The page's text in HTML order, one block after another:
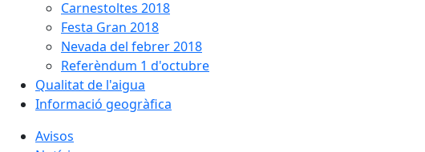
Carnestoltes 2018
Festa Gran 2018
Nevada del febrer 2018
Referèndum 1 d'octubre
Qualitat de l'aigua
Informació geogràfica
Avisos